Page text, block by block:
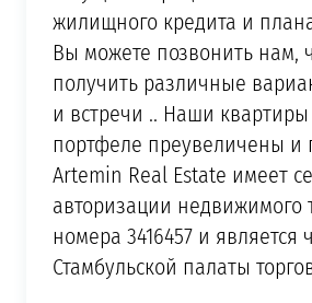
жилищного кредита и
Вы можете позвонить нам,
получить различные
и встречи .. Наши
портфеле преувеличены и
Artemin Real Estate имеет
авторизации недвижимого
номера 3416457 и является
Стамбульской палаты